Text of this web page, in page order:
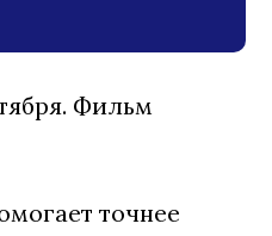
Фильм
точнее